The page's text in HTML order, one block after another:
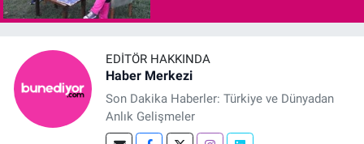
EDITÖR HAKKINDA
Haber Merkezi
Son Dakika Haberler: Türkiye ve Dünyadan
Anlık Gelişmeler